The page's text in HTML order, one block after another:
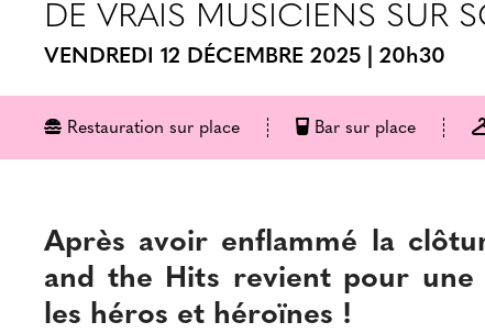
DE VRAIS MUSICIENS SUR
VENDREDI 12 DÉCEMBRE 2025 20h30
Restauration sur place Bar sur place
Après avoir enflammé la
and the Hits revient pour une
les héros et héroïnes !